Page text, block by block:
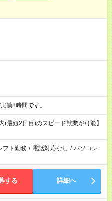
うち実働8時間です。
(最短2日目)のスピード就業が可能】
フト勤務 / 電話対応なし / パソコン
する 詳細へ